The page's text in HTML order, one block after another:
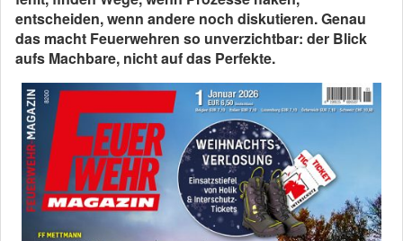
entscheiden, wenn andere noch diskutieren. Genau
das macht Feuerwehren so unverzichtbar: der Blick
aufs Machbare, nicht auf das Perfekte.